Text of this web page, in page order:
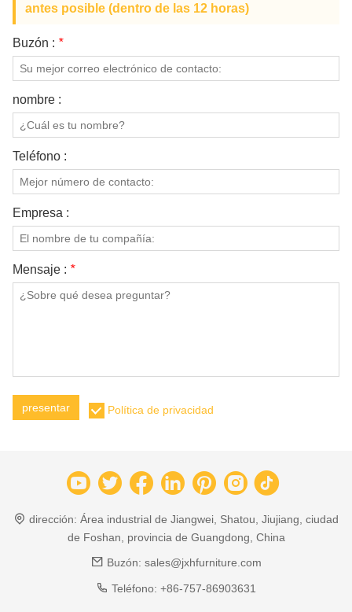
antes posible (dentro de las 12 horas)
Buzón : *
nombre :
Teléfono :
Empresa :
Mensaje : *
presentar Política de privacidad
dirección: Área industrial de Jiangwei, Shatou, Jiujiang, ciudad
de Foshan, provincia de Guangdong, China
Buzón: sales@jxhfurniture.com
Teléfono: +86-757-86903631